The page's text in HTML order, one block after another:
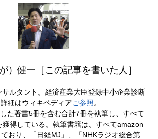
）健一［この記事を書いた人］
ルタント。経済産業大臣登録中小企業診断
細はウィキペディアご参照。
た著書5冊を含む合計7冊を執筆し、すべて
得している。執筆書籍は、すべてamazon
おり、「日経MJ」、「NHKラジオ総合第